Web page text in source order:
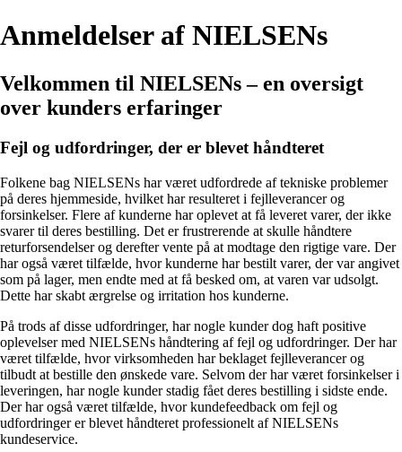
Anmeldelser af NIELSENs
Velkommen til NIELSENs – en oversigt
over kunders erfaringer
Fejl og udfordringer, der er blevet håndteret
Folkene bag NIELSENs har været udfordrede af tekniske problemer
på deres hjemmeside, hvilket har resulteret i fejlleverancer og
forsinkelser. Flere af kunderne har oplevet at få leveret varer, der ikke
svarer til deres bestilling. Det er frustrerende at skulle håndtere
returforsendelser og derefter vente på at modtage den rigtige vare. Der
har også været tilfælde, hvor kunderne har bestilt varer, der var angivet
som på lager, men endte med at få besked om, at varen var udsolgt.
Dette har skabt ærgrelse og irritation hos kunderne.
På trods af disse udfordringer, har nogle kunder dog haft positive
oplevelser med NIELSENs håndtering af fejl og udfordringer. Der har
været tilfælde, hvor virksomheden har beklaget fejlleverancer og
tilbudt at bestille den ønskede vare. Selvom der har været forsinkelser i
leveringen, har nogle kunder stadig fået deres bestilling i sidste ende.
Der har også været tilfælde, hvor kundefeedback om fejl og
udfordringer er blevet håndteret professionelt af NIELSENs
kundeservice.